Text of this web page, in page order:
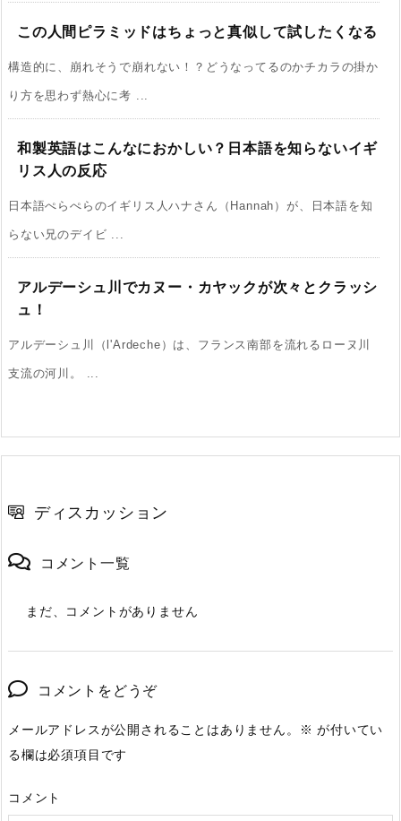
この人間ピラミッドはちょっと真似して試したくなる
構造的に、崩れそうで崩れない！？どうなってるのかチカラの掛か
り方を思わず熱心に考 ...
和製英語はこんなにおかしい？日本語を知らないイギ
リス人の反応
日本語ぺらぺらのイギリス人ハナさん（Hannah）が、日本語を知
らない兄のデイビ ...
アルデーシュ川でカヌー・カヤックが次々とクラッシ
ュ！
アルデーシュ川（l'Ardeche）は、フランス南部を流れるローヌ川
支流の河川。 ...
ディスカッション
コメント一覧
まだ、コメントがありません
コメントをどうぞ
メールアドレスが公開されることはありません。 ※ が付いてい
る欄は必須項目です
コメント